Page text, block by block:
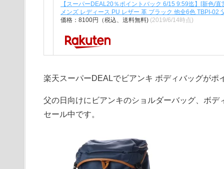
【スーパーDEAL20％ポイントバック 6/15 9:59迄】[新色/
メンズ レディース PU レザー 革 ブラック 他全6色 TBPI-02
価格：8100円（税込、送料無料) (2019/6/14時点)
楽天スーパーDEALでビアンキ ボディバッグがポ
父の日向けにビアンキのショルダーバッグ、ボ
セール中です。